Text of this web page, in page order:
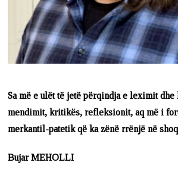
Sa më e ulët të jetë përqindja e leximit
mendimit, kritikës, refleksionit, aq më i
merkantil-patetik që ka zënë rrënjë në
Bujar MEHOLLI